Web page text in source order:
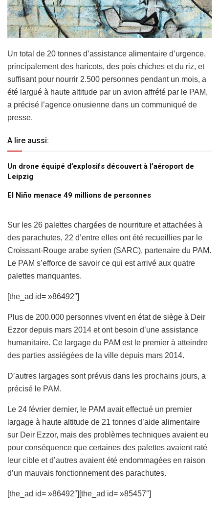
Un total de 20 tonnes d’assistance alimentaire d’urgence,
principalement des haricots, des pois chiches et du riz, et
suffisant pour nourrir 2.500 personnes pendant un mois, a
été largué à haute altitude par un avion affrété par le PAM,
a précisé l’agence onusienne dans un communiqué de
presse.
A lire aussi:
Un drone équipé d’explosifs découvert à l’aéroport de
Leipzig
El Niño menace 49 millions de personnes
Sur les 26 palettes chargées de nourriture et attachées à
des parachutes, 22 d’entre elles ont été recueillies par le
Croissant-Rouge arabe syrien (SARC), partenaire du PAM.
Le PAM s’efforce de savoir ce qui est arrivé aux quatre
palettes manquantes.
[the_ad id= »86492″]
Plus de 200.000 personnes vivent en état de siège à Deir
Ezzor depuis mars 2014 et ont besoin d’une assistance
humanitaire. Ce largage du PAM est le premier à atteindre
des parties assiégées de la ville depuis mars 2014.
D’autres largages sont prévus dans les prochains jours, a
précisé le PAM.
Le 24 février dernier, le PAM avait effectué un premier
largage à haute altitude de 21 tonnes d’aide alimentaire
sur Deir Ezzor, mais des problèmes techniques avaient eu
pour conséquence que certaines des palettes avaient raté
leur cible et d’autres avaient été endommagées en raison
d’un mauvais fonctionnement des parachutes.
[the_ad id= »86492″][the_ad id= »85457″]